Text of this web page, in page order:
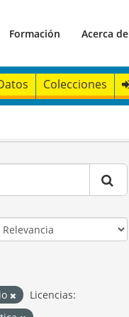
Formación Acerca de
Colecciones
Licencias: